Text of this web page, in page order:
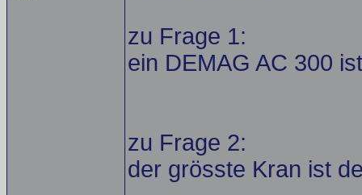
zu Frage 1:
ein DEMAG AC 300
zu Frage 2:
der grösste Kran ist